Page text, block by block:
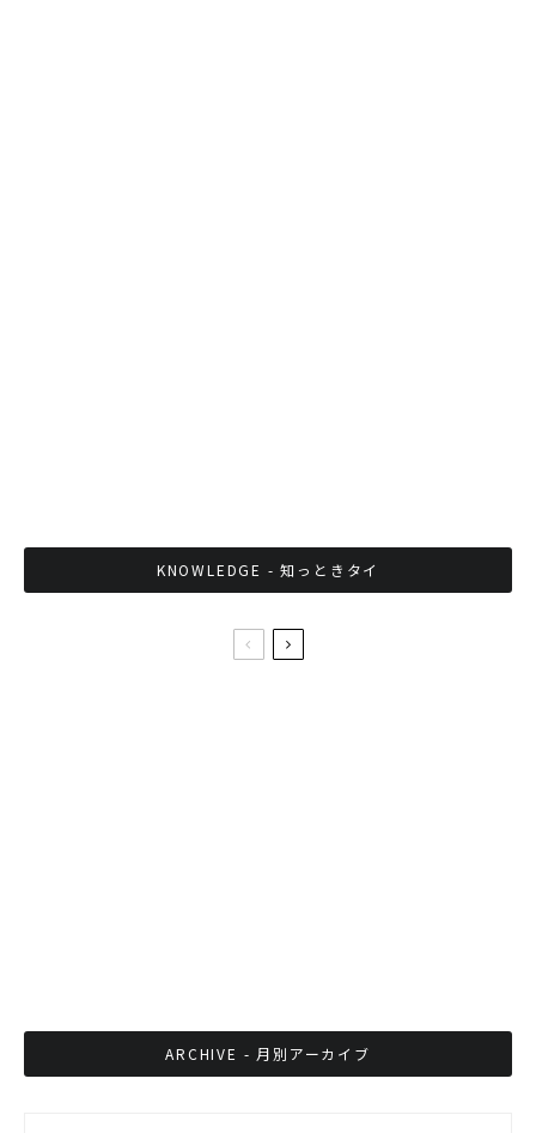
KNOWLEDGE - 知っときタイ
ARCHIVE - 月別アーカイブ